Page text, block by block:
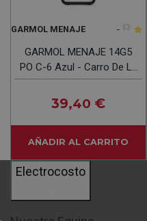
GARMOL MENAJE - (0)
GARMOL MENAJE 14G5
PO C-6 Azul - Carro De La
Compra 45L
39,40 €
AÑADIR AL CARRITO
Electrocosto